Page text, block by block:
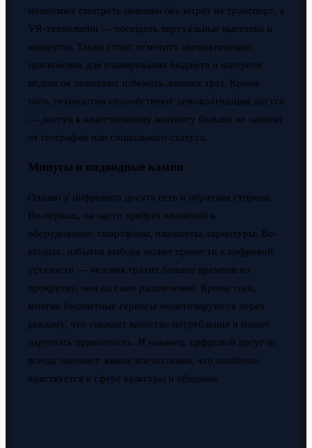
позволяют смотреть новинки без затрат на транспорт, а
VR-технологии — посещать виртуальные выставки и
концерты. Также стоит отметить автоматизацию:
приложения для планирования бюджета и контроля
подписок помогают избежать лишних трат. Кроме
того, технологии способствуют демократизации досуга
— доступ к качественному контенту больше не зависит
от географии или социального статуса.
Минусы и подводные камни
Однако у цифрового досуга есть и обратная сторона.
Во-первых, он часто требует вложений в
оборудование: смартфоны, планшеты, гарнитуры. Во-
вторых, избыток выбора может привести к цифровой
усталости — человек тратит больше времени на
прокрутку, чем на само развлечение. Кроме того,
многие бесплатные сервисы монетизируются через
рекламу, что снижает качество потребления и может
нарушать приватность. И наконец, цифровой досуг не
всегда заменяет живые впечатления, что особенно
чувствуется в сфере культуры и общения.